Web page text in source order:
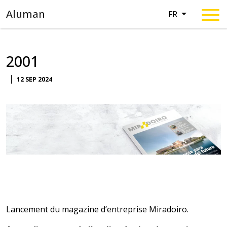
Aluman FR
2001
CATEGORIES
12 SEP 2024
Lancement du magazine d’entreprise Miradoiro.